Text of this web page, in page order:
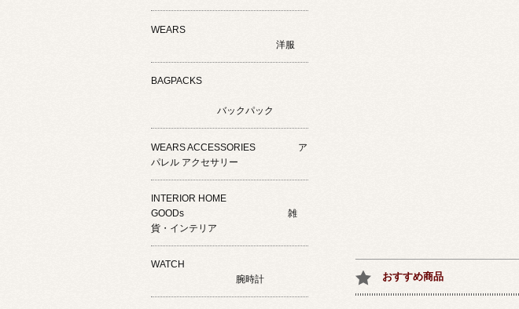
おすすめ商品
WEARS
洋服
BAGPACKS
バックパック
WEARS ACCESSORIES ア
パレル アクセサリー
INTERIOR HOME
GOODs 雑
貨・インテリア
WATCH
腕時計